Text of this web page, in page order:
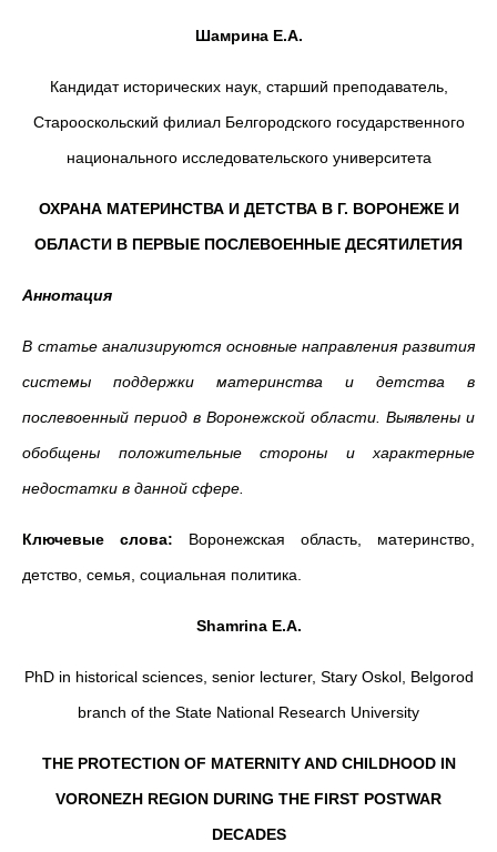
Шамрина Е.А.
Кандидат исторических наук, старший преподаватель,
Старооскольский филиал Белгородского государственного
национального исследовательского университета
ОХРАНА МАТЕРИНСТВА И ДЕТСТВА В Г. ВОРОНЕЖЕ И
ОБЛАСТИ В ПЕРВЫЕ ПОСЛЕВОЕННЫЕ ДЕСЯТИЛЕТИЯ
Аннотация
В статье анализируются основные направления развития
системы поддержки материнства и детства в
послевоенный период в Воронежской области. Выявлены и
обобщены положительные стороны и характерные
недостатки в данной сфере.
Ключевые слова: Воронежская область, материнство,
детство, семья, социальная политика.
Shamrina E.A.
PhD in historical sciences, senior lecturer, Stary Oskol, Belgorod
branch of the State National Research University
THE PROTECTION OF MATERNITY AND CHILDHOOD IN
VORONEZH REGION DURING THE FIRST POSTWAR
DECADES